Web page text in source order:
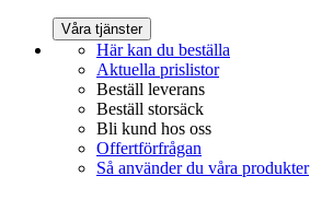
Våra tjänster
Här kan du beställa
Aktuella prislistor
Beställ leverans
Beställ storsäck
Bli kund hos oss
Offertförfrågan
Så använder du våra produkter